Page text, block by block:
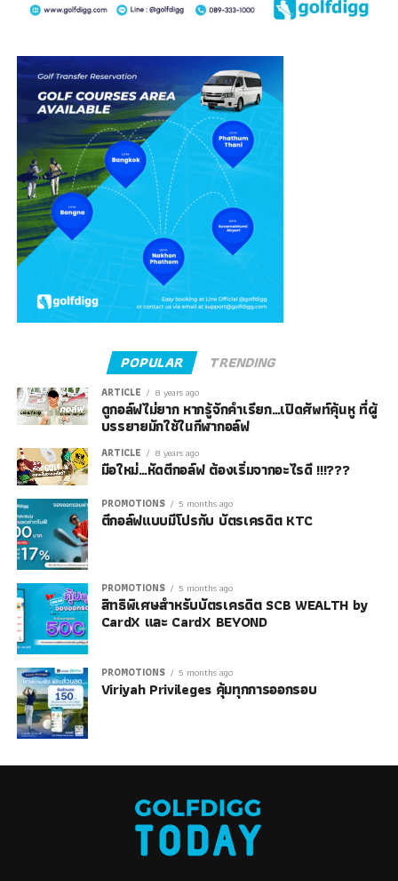
POPULAR TRENDING
ARTICLE 8 years ago
ดูกอล์ฟไม่ยาก หากรู้จักคำเรียก…เปิดศัพท์คุ้นหู ที่ผู้
บรรยายมักใช้ในกีฬากอล์ฟ
ARTICLE 8 years ago
มือใหม่…หัดตีกอล์ฟ ต้องเริ่มจากอะไรดี !!!???
PROMOTIONS 5 months ago
ตีกอล์ฟแบบมีโปรกับ บัตรเครดิต KTC
PROMOTIONS 5 months ago
สิทธิพิเศษสำหรับบัตรเครดิต SCB WEALTH by
CardX และ CardX BEYOND
PROMOTIONS 5 months ago
Viriyah Privileges คุ้มทุกการออกรอบ